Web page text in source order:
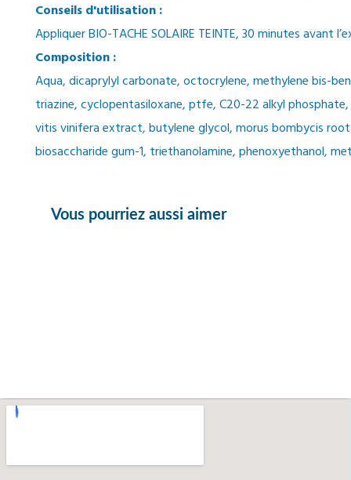
Conseils d'utilisation :
Appliquer BIO-TACHE SOLAIRE TEINTE, 30 minutes
Composition :
Aqua, dicaprylyl carbonate, octocrylene, methylene bis-
triazine, cyclopentasiloxane, ptfe, C20-22 alkyl
vitis vinifera extract, butylene glycol, morus bombycis
biosaccharide gum-1, triethanolamine, phenoxyethanol,
Vous pourriez aussi aimer